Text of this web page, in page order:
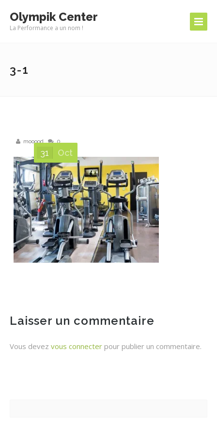
Olympik Center
La Performance a un nom !
3-1
mooood 0
31 Oct
Laisser un commentaire
Vous devez vous connecter pour publier un commentaire.